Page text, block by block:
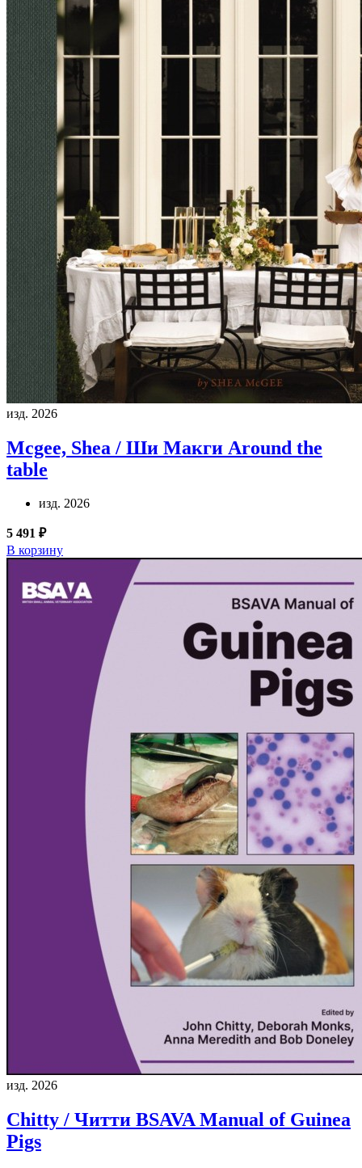
изд. 2026
Mcgee, Shea / Ши Макги Around the
table
изд. 2026
5 491 ₽
В корзину
изд. 2026
Chitty / Читти BSAVA Manual of Guinea
Pigs